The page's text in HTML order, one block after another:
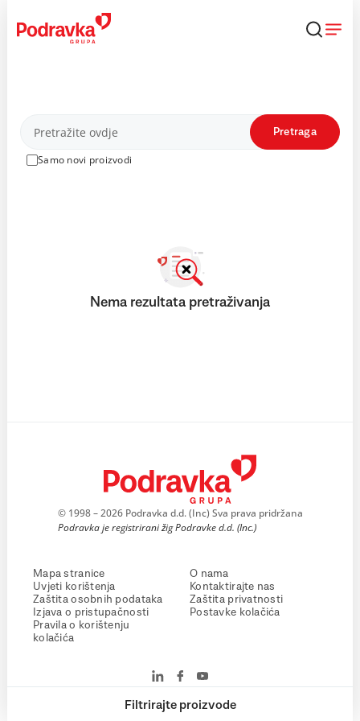
content
Proizvodi
Samo novi proizvodi
Pretraga
Filtrirajte proizvode
Nema rezultata pretraživanja
© 1998 – 2026 Podravka d.d. (Inc) Sva prava pridržana
Podravka je registrirani žig Podravke d.d. (Inc.)
Mapa stranice
Uvjeti korištenja
Zaštita osobnih podataka
Izjava o pristupačnosti
Pravila o korištenju
kolačića
O nama
Kontaktirajte nas
Zaštita privatnosti
Postavke kolačića